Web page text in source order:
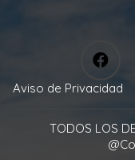
Aviso de Privacidad
TODOS LOS